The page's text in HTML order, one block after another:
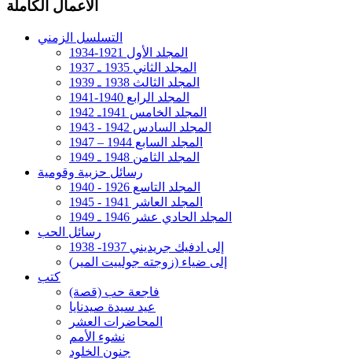
الأعمال الكاملة
التسلسل الزمني
المجلد الأول 1921-1934
المجلد الثاني 1935 ـ 1937
المجلد الثالث 1938 ـ 1939
المجلد الرابع 1940-1941
المجلد الخامس 1941ـ 1942
المجلد السادس 1942 - 1943
المجلد السابع 1944 – 1947
المجلد الثامن 1948 ـ 1949
رسائل حزبية وقومية
المجلد التاسع 1926 - 1940
المجلد العاشر 1941 - 1945
المجلد الحادي عشر 1946 ـ 1949
رسائل الحب
إلى ادفيك جريديني 1937- 1938
إلى ضياء (زوجته جولييت المير)
كتب
فاجعة حب (قصة)
عيد سيدة صيدنايا
المحاضرات العشر
نشوء الأمم
جنون الخلود